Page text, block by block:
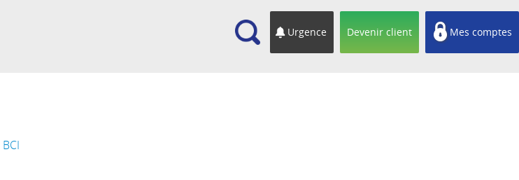
Recherche Urgence Devenir client Mes comptes
BCI